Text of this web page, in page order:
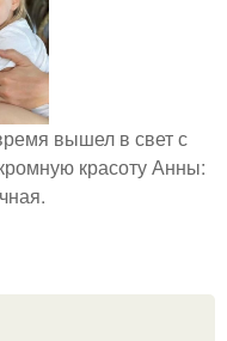
вышел в свет с
красоту Анны: